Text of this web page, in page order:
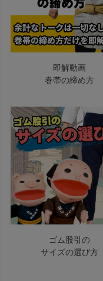
即解動画
巻帯の締め方
ゴム股引の
サイズの選び方